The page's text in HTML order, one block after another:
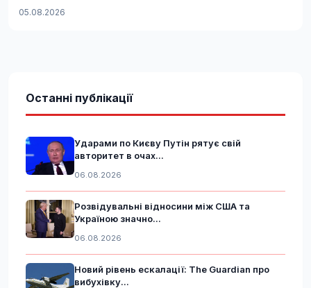
05.08.2026
Останні публікації
Ударами по Києву Путін рятує свій
авторитет в очах...
06.08.2026
Розвідувальні відносини між США та
Україною значно...
06.08.2026
Новий рівень ескалації: The Guardian про
вибухівку...